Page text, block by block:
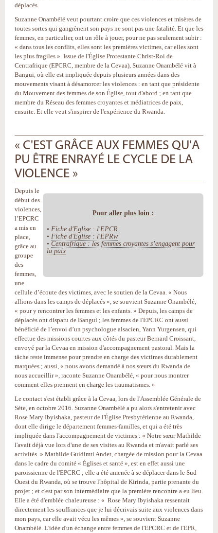
déplacés.
Suzanne Onambélé veut pourtant croire que ces violences et misères de
toutes sortes qui gangrènent son pays ne sont pas une fatalité. Et que les
femmes, en particulier, ont un rôle à jouer, pour ne pas seulement subir :
« dans tous les conflits, elles sont les premières victimes, car elles sont
les plus fragiles ». Issue de l'Église Protestante Christ-Roi de
Centrafrique (EPCRC, membre de la Cevaa), Suzanne Onambélé vit à
Bangui, où elle est impliquée depuis plusieurs années dans des
mouvements visant à désamorcer les violences : en tant que présidente
du Mouvement des femmes de son Église, tout d'abord ; en tant que
membre du Réseau des femmes croyantes et médiatrices de paix,
ensuite. Et elle veut s'inspirer de l'expérience du Rwanda.
« C'EST GRÂCE AUX FEMMES QU'A
PU ÊTRE ENRAYÉ LE CYCLE DE LA
VIOLENCE »
Pour aller plus loin :
• Fiche d'Eglise : l'EPCR
• Fiche d'Eglise : l'EPRw
• Centrafrique : les femmes croyantes s’engagent pour
la paix
Depuis le
début des
violences,
l’EPCRC
a mis en
place,
grâce au
groupe
des
femmes,
une
cellule d’écoute des victimes, avec le soutien de la Cevaa. « Nous
allions dans les camps de déplacés », se souvient Suzanne Onambélé,
« pour y rencontrer les femmes et les enfants. » Depuis, les camps de
déplacés ont disparu de Bangui ; les femmes de l'EPCRC ont aussi
bénéficié de l’envoi d’un psychologue alsacien, Yann Yurgensen, qui
effectue des missions courtes aux côtés du pasteur Bernard Croissant,
envoyé par la Cevaa en mission d'accompagnement pastoral. Mais la
tâche reste immense pour prendre en charge des victimes durablement
marquées ; aussi, « nous avons demandé à nos sœurs du Rwanda de
nous accueillir », raconte Suzanne Onambélé, « pour nous montrer
comment elles prennent en charge les traumatismes. »
Le contact s'est établi grâce à la Cevaa, lors de l'Assemblée Générale de
Sète, en octobre 2016. Suzanne Onambélé a pu alors s'entretenir avec
Rose Mary Ibyishaka, pasteur de l'Église Presbytérienne au Rwanda,
dont elle dirige le département femmes-familles, et qui a été très
impliquée dans l'accompagnement de victimes : « Notre sœur Mathilde
l'avait déjà vue lors d'une de ses visites au Rwanda et m'avait parlé ses
activités. » Mathilde Guidimti Andet, chargée de mission pour la Cevaa
dans le cadre du comité « Églises et santé », est en effet aussi une
paroissienne de l'EPCRC ; elle a été amenée à se déplacer dans le Sud-
Ouest du Rwanda, où se trouve l'hôpital de Kirinda, partie prenante du
projet ; et c'est par son intermédiaire que la première rencontre a eu lieu.
Elle a été d'emblée chaleureuse : « Rose Mary Ibyishaka ressentait
directement les souffrances que je lui décrivais suite aux violences dans
mon pays, car elle avait vécu les mêmes », se souvient Suzanne
Onambélé. L'idée d'un échange entre femmes de l'EPCRC et de l'EPR,